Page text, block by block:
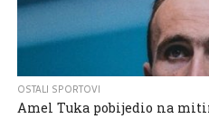
OSTALI SPORTOVI
Amel Tuka pobijedio na